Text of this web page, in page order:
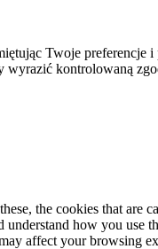
Twoje
kontrolowaną
the cookies that are
how you
affect your browsing